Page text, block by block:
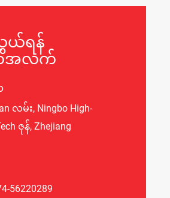
ရန်
အလက်
လမ်း, Ningbo High-
ဇုန်, Zhejiang
56220289